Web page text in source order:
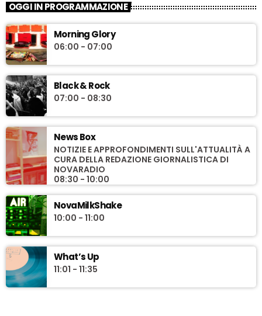
OGGI IN PROGRAMMAZIONE
Morning Glory
06:00 - 07:00
Black & Rock
07:00 - 08:30
News Box
NOTIZIE E APPROFONDIMENTI SULL'ATTUALITÀ A
CURA DELLA REDAZIONE GIORNALISTICA DI
NOVARADIO
08:30 - 10:00
NovaMilkShake
10:00 - 11:00
What’s Up
11:01 - 11:35